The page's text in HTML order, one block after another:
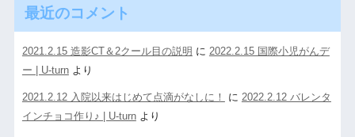
最近のコメント
2021.2.15 造影CT＆2クール目の説明 に 2022.2.15 国際小児がんデ
ー | U-turnより
2021.2.12 入院以来はじめて点滴がなしに！ に 2022.2.12 バレンタ
インチョコ作り♪ | U-turnより